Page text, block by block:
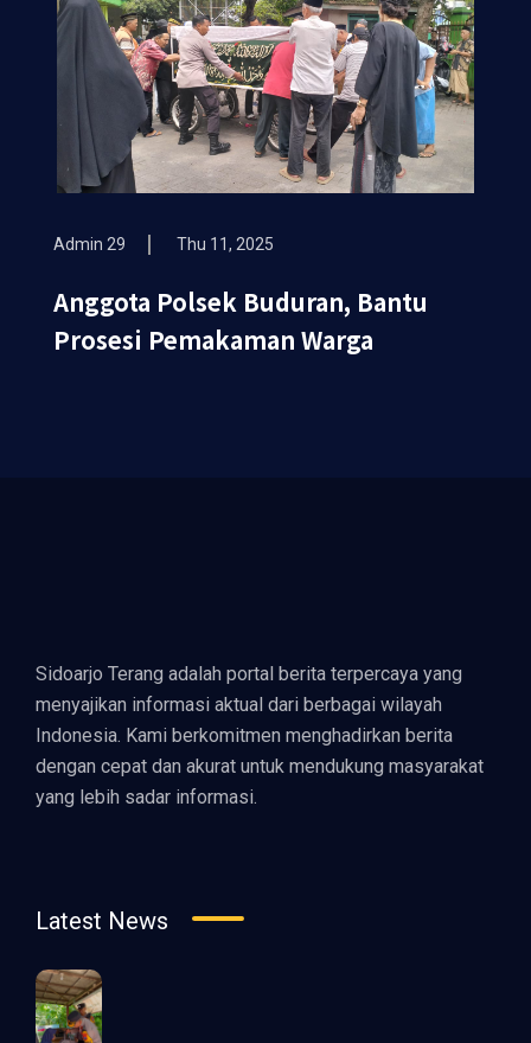
Admin 29 Thu 11, 2025
Anggota Polsek Buduran, Bantu
Prosesi Pemakaman Warga
Sidoarjo Terang adalah portal berita terpercaya yang
menyajikan informasi aktual dari berbagai wilayah
Indonesia. Kami berkomitmen menghadirkan berita
dengan cepat dan akurat untuk mendukung masyarakat
yang lebih sadar informasi.
Latest News